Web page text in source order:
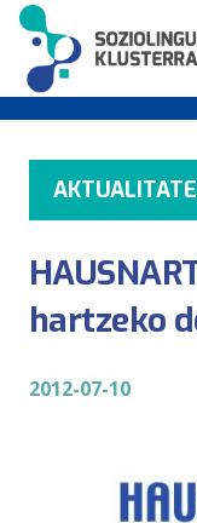
hartzeko
2012-07-10